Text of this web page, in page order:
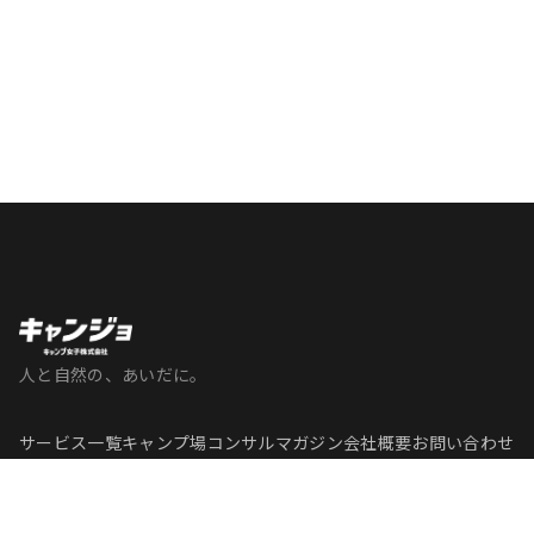
人と自然の、あいだに。
サービス一覧キャンプ場コンサルマガジン会社概要お問い合わせ